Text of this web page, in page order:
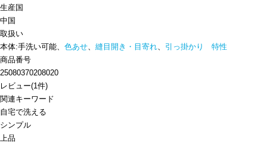
生産国
中国
取扱い
本体:手洗い可能、 色あせ、 縫目開き・目寄れ、 引っ掛かり 特性
商品番号
25080370208020
レビュー(1件)
関連キーワード
自宅で洗える
シンプル
上品